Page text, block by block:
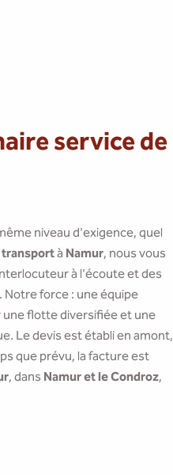
service de
niveau d'exigence, quel
transportà Namur, nous vous
à l'écoute et des
Notre force : une équipe
flotte diversifiée et une
Le devis est établi en amont,
que prévu, la facture est
, dans Namur et le Condroz,